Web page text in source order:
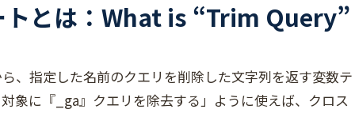
とは：What is “Trim Query”
、指定した名前のクエリを削除した文字列を返す変数テ
象に『_ga』クエリを除去する」ように使えば、クロス